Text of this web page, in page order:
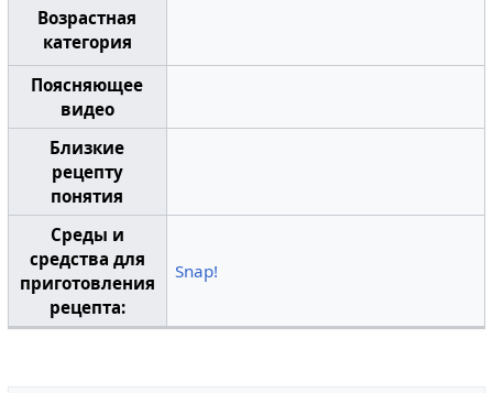
Возрастная
категория
Поясняющее
видео
Близкие
рецепту
понятия
Среды и
средства для
приготовления
рецепта:
Snap!